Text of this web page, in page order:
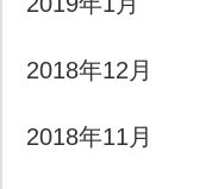
2018年12月
2018年11月